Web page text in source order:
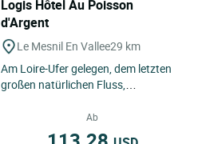
Logis Hôtel Au Poisson
d'Argent
Le Mesnil En Vallee29 km
Am Loire-Ufer gelegen, dem letzten
großen natürlichen Fluss,
vollständig renovierten...
Ab